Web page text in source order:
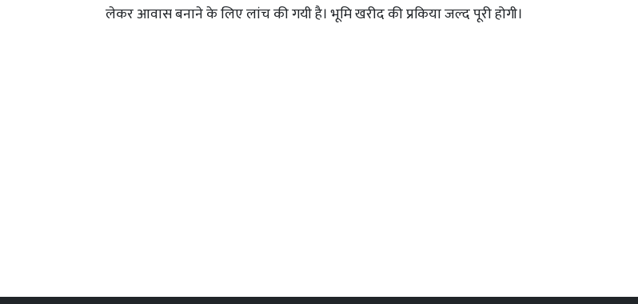
लेकर आवास बनाने के लिए लांच की गयी है। भूमि खरीद की प्रकिया जल्द पूरी होगी।